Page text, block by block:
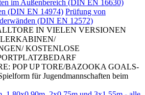
im Außenbereich (DIN EN 16630)
(DIN EN 14974) Prüfung von
(DIN EN 12572)
IN VIELEN VERSIONEN
KOSTENLOSE
POP UP TORE/BAZOOKA GOALS-
für Jugendmannschaften beim